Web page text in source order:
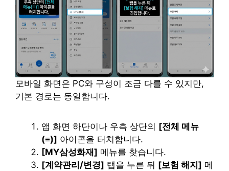
모바일 화면은 PC와 구성이 조금 다를 수 있지만,
기본 경로는 동일합니다.
앱 화면 하단이나 우측 상단의 [전체 메뉴
(≡)] 아이콘을 터치합니다.
[MY삼성화재] 메뉴를 찾습니다.
[계약관리/변경] 탭을 누른 뒤 [보험 해지] 메